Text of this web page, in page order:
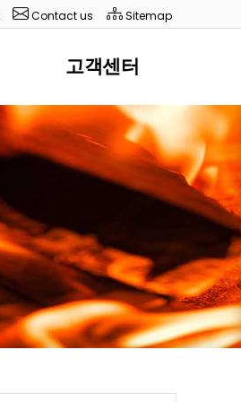
Contact us Sitemap
고객센터